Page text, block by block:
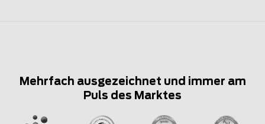
Mehrfach ausgezeichnet und immer am
Puls des Marktes